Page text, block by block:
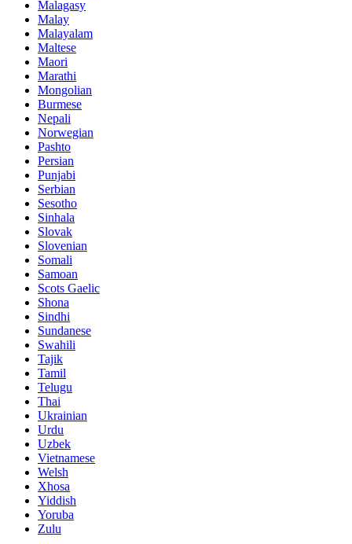
Malagasy
Malay
Malayalam
Maltese
Maori
Marathi
Mongolian
Burmese
Nepali
Norwegian
Pashto
Persian
Punjabi
Serbian
Sesotho
Sinhala
Slovak
Slovenian
Somali
Samoan
Scots Gaelic
Shona
Sindhi
Sundanese
Swahili
Tajik
Tamil
Telugu
Thai
Ukrainian
Urdu
Uzbek
Vietnamese
Welsh
Xhosa
Yiddish
Yoruba
Zulu